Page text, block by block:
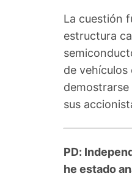
La cuestión
estructura
de vehículos
sus
PD:
he estado